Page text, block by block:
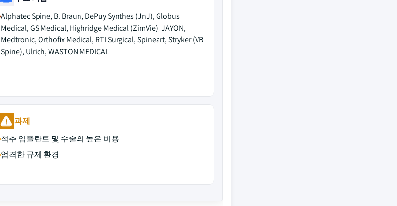
Alphatec Spine, B. Braun, DePuy Synthes (JnJ), Globus
Medical, GS Medical, Highridge Medical (ZimVie), JAYON,
Medtronic, Orthofix Medical, RTI Surgical, Spineart, Stryker (VB
Spine), Ulrich, WASTON MEDICAL
과제
척추 임플란트 및 수술의 높은 비용
엄격한 규제 환경